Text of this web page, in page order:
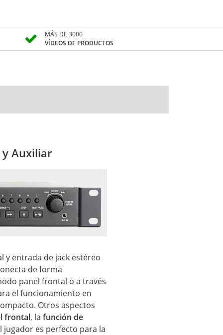
MÁS DE 3000
VÍDEOS DE PRODUCTOS
y Auxiliar
y entrada de jack estéreo
de forma
panel frontal o a través
el funcionamiento en
Otros aspectos
frontal, lafunción de
es perfecto para la